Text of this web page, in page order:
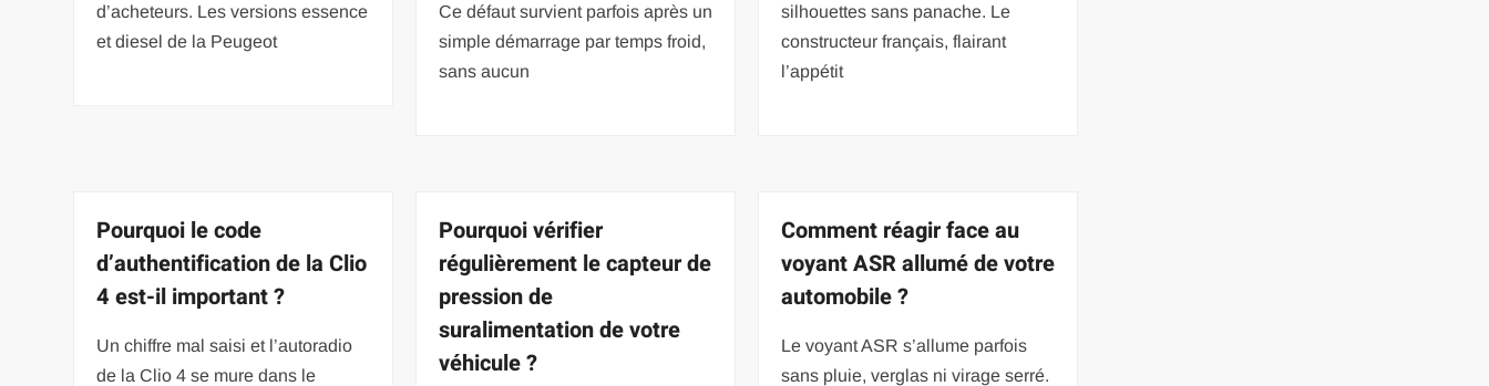
d’acheteurs. Les versions essence
et diesel de la Peugeot
Ce défaut survient parfois après un
simple démarrage par temps froid,
sans aucun
silhouettes sans panache. Le
constructeur français, flairant
l’appétit
Pourquoi le code
d’authentification de la Clio
4 est-il important ?
Un chiffre mal saisi et l’autoradio
de la Clio 4 se mure dans le
Pourquoi vérifier
régulièrement le capteur de
pression de
suralimentation de votre
véhicule ?
Comment réagir face au
voyant ASR allumé de votre
automobile ?
Le voyant ASR s’allume parfois
sans pluie, verglas ni virage serré.